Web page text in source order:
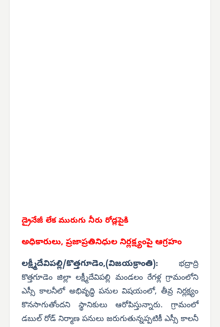
డ్రైనేజీ లేక మురుగు నీరు రోడ్లపైకి
అధికారులు, ప్రజాప్రతినిధుల నిర్లక్ష్యంపై ఆగ్రహం
లక్ష్మీదేవిపల్లి/కొత్తగూడెం,(విజయక్రాంతి): భద్రాద్రి
కొత్తగూడెం జిల్లా లక్ష్మీదేవిపల్లి మండలం రేగళ్ల గ్రామంలోని
ఎస్సీ కాలనీలో అభివృద్ధి పనుల విషయంలో, తీవ్ర నిర్లక్ష్యం
కొనసాగుతోందని స్థానికులు ఆరోపిస్తున్నారు. గ్రామంలో
డబుల్ రోడ్ నిర్మాణ పనులు జరుగుతున్నప్పటికీ ఎస్సీ కాలనీ